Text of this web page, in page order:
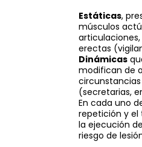
Estáticas,
músculos
erectas
Dinámicas
modifican de
(secretarias,
En cada uno
repetición y el
la ejecución
riesgo de